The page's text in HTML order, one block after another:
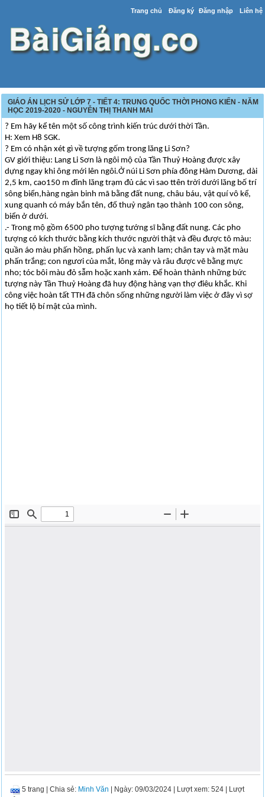
Trang chủ Đăng ký Đăng nhập Liên hệ
GIÁO ÁN LỊCH SỬ LỚP 7 - TIẾT 4: TRUNG QUỐC THỜI PHONG KIẾN - NĂM
HỌC 2019-2020 - NGUYỄN THỊ THANH MAI
? Em hãy kể tên một số công trình kiến trúc dưới thời Tần.
H: Xem H8 SGK.
? Em có nhận xét gì về tượng gốm trong lăng Li Sơn?
GV giới thiệu: Lang Li Sơn là ngôi mộ của Tần Thuỷ Hoàng được xây
dựng ngay khi ông mới lên ngôi.Ở núi Li Sơn phía đông Hàm Dương, dài
2,5 km, cao150 m đỉnh lăng trạm đủ các vì sao ttên trời dưới lăng bố trí
sông biển,hàng ngàn binh mã bằng đất nung, châu báu, vật quí vô kể,
xung quanh có máy bắn tên, đổ thuỷ ngân tạo thành 100 con sông,
biển ở dưới.
.- Trong mộ gồm 6500 pho tượng tướng sĩ bằng đất nung. Các pho
tượng có kích thước bằng kích thước người thật và đều được tô màu:
quần áo màu phấn hồng, phấn lục và xanh lam; chân tay và mặt màu
phấn trắng; con ngươi của mắt, lông mày và râu được vẽ bằng mực
nho; tóc bôi màu đỏ sẫm hoặc xanh xám. Để hoàn thành những bức
tượng này Tần Thuỷ Hoàng đã huy động hàng vạn thợ điêu khắc. Khi
công việc hoàn tất TTH đã chôn sống những người làm việc ở đây vì sợ
họ tiết lộ bí mật của mình.
5 trang |Chia sẻ: Minh Văn | Ngày: 09/03/2024 | Lượt xem: 524 | Lượt